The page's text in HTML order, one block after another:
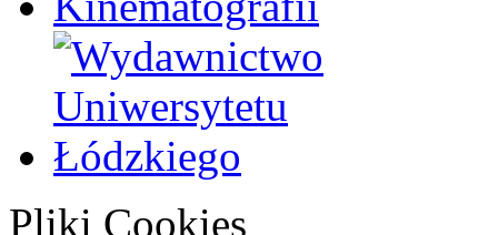
Pliki Cookies